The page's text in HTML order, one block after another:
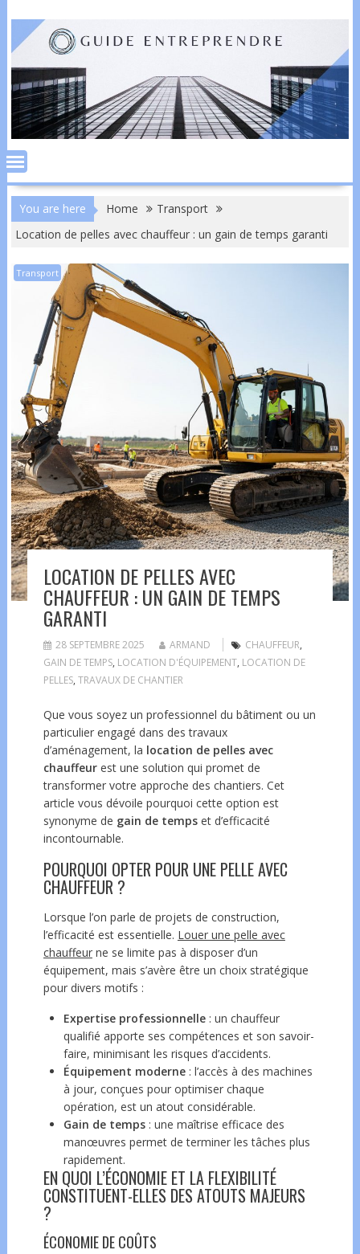
content
You are here Home
Transport
Location de pelles avec chauffeur : un gain de temps garanti
Transport
LOCATION DE PELLES AVEC
CHAUFFEUR : UN GAIN DE TEMPS
GARANTI
28 SEPTEMBRE 2025 ARMAND CHAUFFEUR,
GAIN DE TEMPS, LOCATION D'ÉQUIPEMENT, LOCATION DE
PELLES, TRAVAUX DE CHANTIER
Que vous soyez un professionnel du bâtiment ou un
particulier engagé dans des travaux
d’aménagement, la location de pelles avec
chauffeurest une solution qui promet de
transformer votre approche des chantiers. Cet
article vous dévoile pourquoi cette option est
synonyme de gain de tempset d’efficacité
incontournable.
POURQUOI OPTER POUR UNE PELLE AVEC
CHAUFFEUR ?
Lorsque l’on parle de projets de construction,
l’efficacité est essentielle. Louer une pelle avec
chauffeurne se limite pas à disposer d’un
équipement, mais s’avère être un choix stratégique
pour divers motifs :
Expertise professionnelle: un chauffeur
qualifié apporte ses compétences et son savoir-
faire, minimisant les risques d’accidents.
Équipement moderne: l’accès à des machines
à jour, conçues pour optimiser chaque
opération, est un atout considérable.
Gain de temps: une maîtrise efficace des
manœuvres permet de terminer les tâches plus
rapidement.
EN QUOI L’ÉCONOMIE ET LA FLEXIBILITÉ
CONSTITUENT-ELLES DES ATOUTS MAJEURS
?
ÉCONOMIE DE COÛTS